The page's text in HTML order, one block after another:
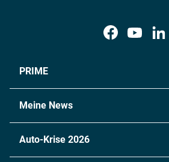
PRIME
Meine News
Auto-Krise 2026